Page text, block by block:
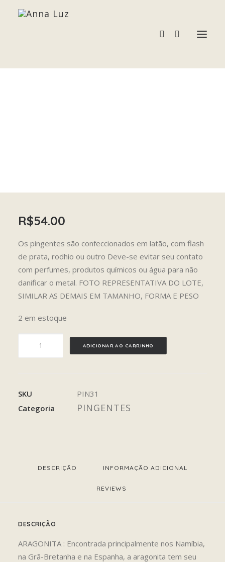
R$54.00
Os pingentes são confeccionados em latão, com flash
de prata, rodhio ou outro Deve-se evitar seu contato
com perfumes, produtos químicos ou água para não
danificar o metal. FOTO REPRESENTATIVA DO LOTE,
SIMILAR AS DEMAIS EM TAMANHO, FORMA E PESO
2 em estoque
ADICIONAR AO CARRINHO
SKU
PIN31
Categoria
PINGENTES
DESCRIÇÃO INFORMAÇÃO ADICIONAL
REVIEWS
DESCRIÇÃO
ARAGONITA : Encontrada principalmente nos Namíbia,
na Grã-Bretanha e na Espanha, a aragonita tem seu